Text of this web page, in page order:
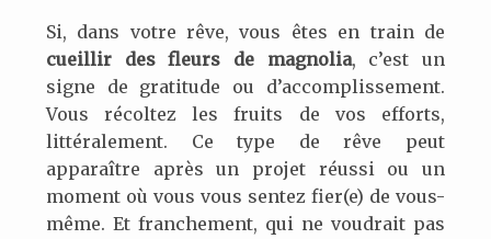
Si, dans votre rêve, vous êtes en train de
cueillir des fleurs de magnolia, c’est un
signe de gratitude ou d’accomplissement.
Vous récoltez les fruits de vos efforts,
littéralement. Ce type de rêve peut
apparaître après un projet réussi ou un
moment où vous vous sentez fier(e) de vous-
même. Et franchement, qui ne voudrait pas